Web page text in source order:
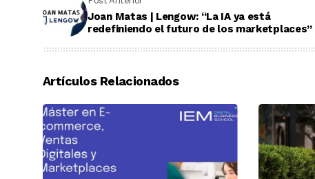
Joan Matas | Lengow: “La IA ya está
redefiniendo el futuro de los marketplaces”
Artículos Relacionados